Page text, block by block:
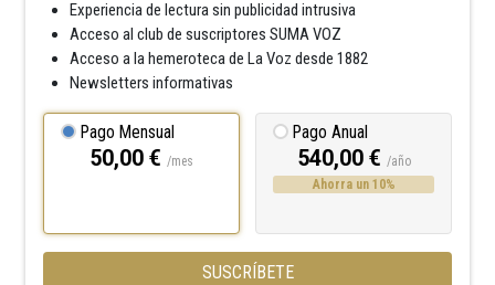
Experiencia de lectura sin publicidad intrusiva
Acceso al club de suscriptores SUMA VOZ
Acceso a la hemeroteca de La Voz desde 1882
Newsletters informativas
Pago Mensual
50,00 € /mes
Pago Anual
540,00 € /año
Ahorra un 10%
SUSCRÍBETE